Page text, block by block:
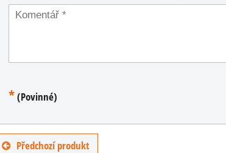
*(Povinné)
Předchozí produkt